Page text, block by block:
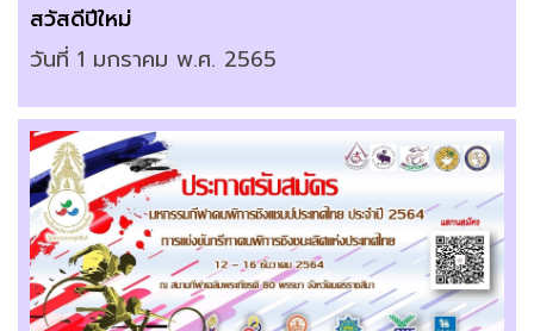
สวัสดีปีใหม่
วันที่ 1 มกราคม พ.ศ. 2565